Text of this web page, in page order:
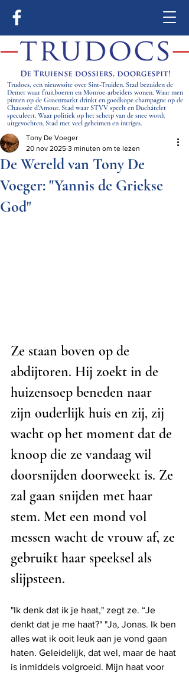
Trudocs, een nieuwssite over Sint-Truiden. Stad bezuiden de
Demer waar fruitboeren en Monroe-arbeiders wonen. Waar men
pinten op de Groenmarkt drinkt en goedkope champagne op de
Chaussée d’Amour. Stad waar STVV speelt en Duchâtelet
speculeert. Waar politiek op het scherp van de snee wordt
uitgevochten. Stad met veel geheimen en intriges.
De Wereld van Tony De
Voeger: "Yannis de Griekse
God"
Tony De Voeger
20 nov 2025 3 minuten om te lezen
Ze staan boven op de
abdijtoren. Hij zoekt in de
huizensoep beneden naar
zijn ouderlijk huis en zij, zij
wacht op het moment dat de
knoop die ze vandaag wil
doorsnijden doorweekt is. Ze
zal gaan snijden met haar
stem. Met een mond vol
messen wacht de vrouw af, ze
gebruikt haar speeksel als
slijpsteen.
"Ik denk dat ik je haat," zegt ze. “Je
denkt dat je me haat?" "Ja, Jonas. Ik ben
alles wat ik ooit leuk aan je vond gaan
haten. Geleidelijk, dat wel, maar de haat
is inmiddels volgroeid. Mijn haat voor